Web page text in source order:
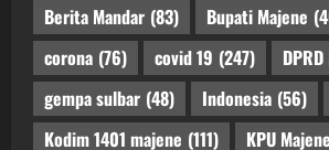
Berita Mandar (83) Bupati Majene
corona (76) covid 19 (247)
gempa sulbar (48) Indonesia (56)
Kodim 1401 majene (111) KPU Majene